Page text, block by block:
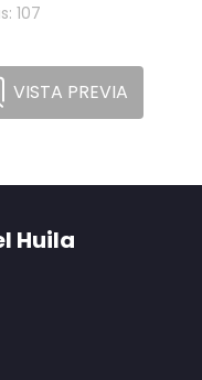
107
VISTA PREVIA
Huila